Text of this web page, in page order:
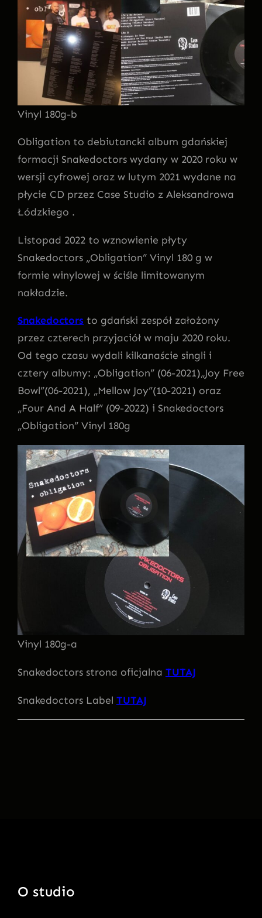
Vinyl 180g-b
Obligation to debiutancki album gdańskiej
formacji Snakedoctors wydany w 2020 roku w
wersji cyfrowej oraz w lutym 2021 wydane na
płycie CD przez Case Studio z Aleksandrowa
Łódzkiego .
Listopad 2022 to wznowienie płyty
Snakedoctors „Obligation” Vinyl 180 g w
formie winylowej w ściśle limitowanym
nakładzie.
Snakedoctors to gdański zespół założony
przez czterech przyjaciół w maju 2020 roku.
Od tego czasu wydali kilkanaście singli i
cztery albumy: „Obligation” (06-2021)„Joy Free
Bowl”(06-2021), „Mellow Joy”(10-2021) oraz
„Four And A Half” (09-2022) i Snakedoctors
„Obligation” Vinyl 180g
Vinyl 180g-a
Snakedoctors strona oficjalna TUTAJ
Snakedoctors Label TUTAJ
O studio